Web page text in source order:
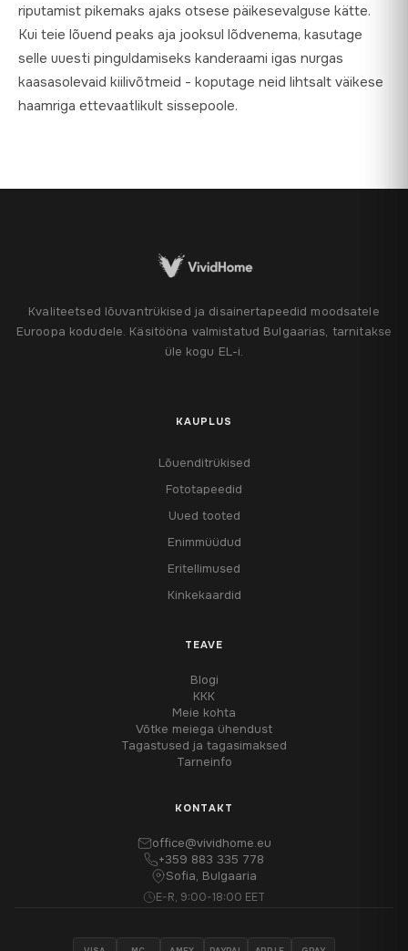
riputamist pikemaks ajaks otsese päikesevalguse kätte.
Kui teie lõuend peaks aja jooksul lõdvenema, kasutage
selle uuesti pinguldamiseks kanderaami igas nurgas
kaasasolevaid kiilivõtmeid - koputage neid lihtsalt väikese
haamriga ettevaatlikult sissepoole.
Kvaliteetsed lõuvantrükised ja disainertapeedid moodsatele
Euroopa kodudele. Käsitööna valmistatud Bulgaarias, tarnitakse
üle kogu EL-i.
KAUPLUS
Lõuenditrükised
Fototapeedid
Uued tooted
Enimmüüdud
Eritellimused
Kinkekaardid
TEAVE
Blogi
KKK
Meie kohta
Võtke meiega ühendust
Tagastused ja tagasimaksed
Tarneinfo
KONTAKT
office@vividhome.eu
+359 883 335 778
Sofia, Bulgaaria
E-R, 9:00-18:00 EET